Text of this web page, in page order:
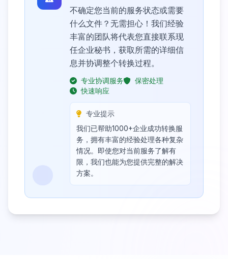
不确定您当前的服务状态或需要
什么文件？无需担心！我们经验
丰富的团队将代表您直接联系现
任企业秘书，获取所需的详细信
息并协调整个转换过程。
专业协调服务
保密处理
快速响应
专业提示
我们已帮助1000+企业成功转换服
务，拥有丰富的经验处理各种复杂
情况。即使您对当前服务了解有
限，我们也能为您提供完整的解决
方案。